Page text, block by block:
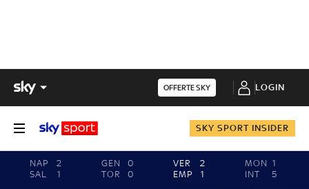
OFFERTE SKY LOGIN
SKY SPORT INSIDER
NAP
2
SAL
1
GEN
0
TOR
0
VER
2
EMP
1
MON 1
INT
5